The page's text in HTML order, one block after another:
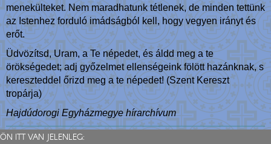
menekülteket. Nem maradhatunk tétlenek, de minden tettünk
az Istenhez forduló imádságból kell, hogy vegyen irányt és
erőt.
Üdvözítsd, Uram, a Te népedet, és áldd meg a te
örökségedet; adj győzelmet ellenségeink fölött hazánknak, s
kereszteddel őrizd meg a te népedet! (Szent Kereszt
tropárja)
Hajdúdorogi Egyházmegye hírarchívum
ÖN ITT VAN JELENLEG: